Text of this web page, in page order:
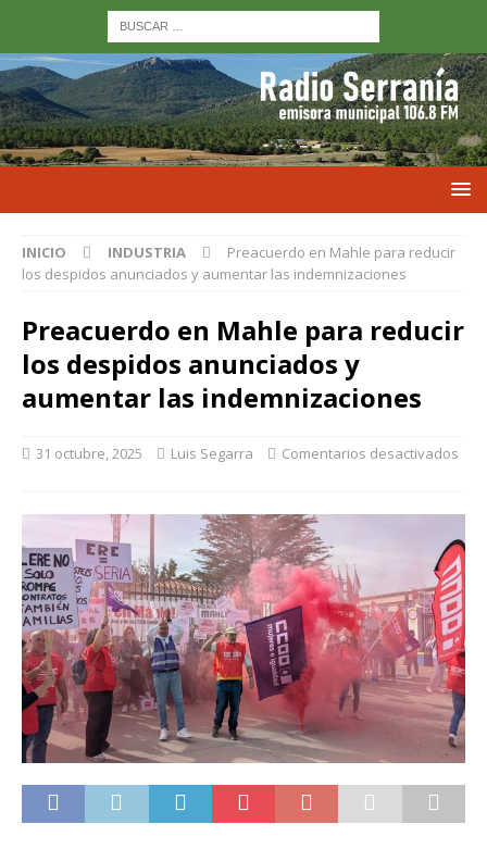
INICIO INDUSTRIA
Preacuerdo en Mahle para reducir
los despidos anunciados y aumentar las indemnizaciones
Preacuerdo en Mahle para reducir
los despidos anunciados y
aumentar las indemnizaciones
31 octubre, 2025 Luis Segarra Comentarios desactivados